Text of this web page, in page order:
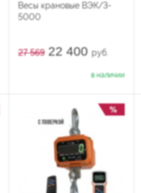
Весы крановые ВЭК/3-
5000
27 56922 400 руб.
в наличии